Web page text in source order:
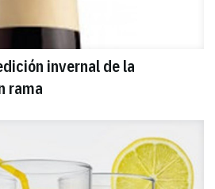
invernal de la
rama